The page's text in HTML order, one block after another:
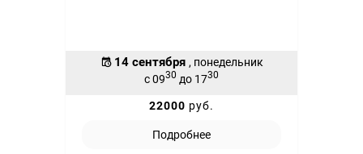
14 сентября , понедельник
с 0930 до 1730
22000 руб.
Подробнее